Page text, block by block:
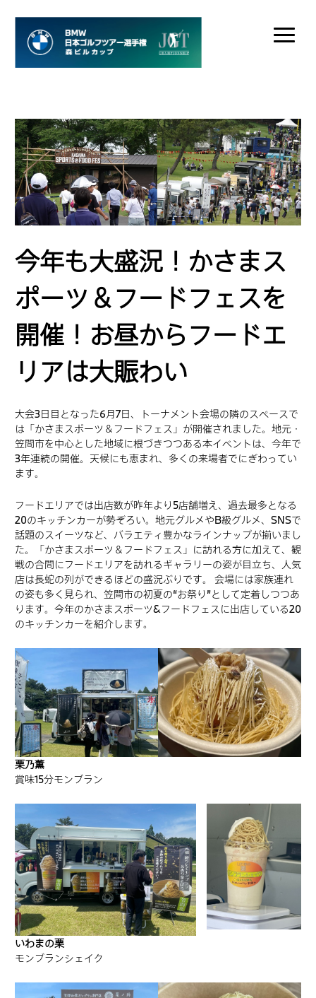
今年も大盛況！かさまス
ポーツ＆フードフェスを
開催！お昼からフードエ
リアは大賑わい
大会3日目となった6月7日、トーナメント会場の隣のスペースで
は「かさまスポーツ＆フードフェス」が開催されました。地元・
笠間市を中心とした地域に根づきつつある本イベントは、今年で
3年連続の開催。天候にも恵まれ、多くの来場者でにぎわってい
ます。
フードエリアでは出店数が昨年より5店舗増え、過去最多となる
20のキッチンカーが勢ぞろい。地元グルメやB級グルメ、SNSで
話題のスイーツなど、バラエティ豊かなラインナップが揃いまし
た。「かさまスポーツ＆フードフェス」に訪れる方に加えて、観
戦の合間にフードエリアを訪れるギャラリーの姿が目立ち、人気
店は長蛇の列ができるほどの盛況ぶりです。 会場には家族連れ
の姿も多く見られ、笠間市の初夏の“お祭り”として定着しつつあ
ります。今年のかさまスポーツ&フードフェスに出店している20
のキッチンカーを紹介します。
栗乃薫
賞味15分モンブラン
いわまの栗
モンブランシェイク